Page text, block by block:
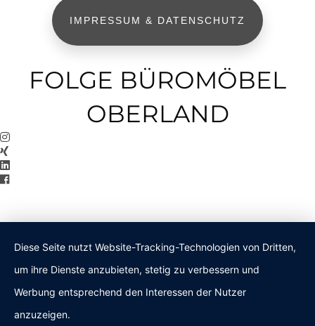
IMPRESSUM & DATENSCHUTZ
FOLGE BÜROMÖBEL
OBERLAND
Diese Seite nutzt Website-Tracking-Technologien von Dritten,
um ihre Dienste anzubieten, stetig zu verbessern und
Werbung entsprechend den Interessen der Nutzer
anzuzeigen.